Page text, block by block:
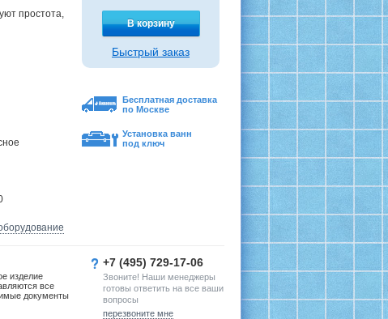
простота,
В корзину
Быстрый заказ
Бесплатная доставка
по Москве
Установка ванн
под ключ
изделие
все
документы
+7 (495) 729-17-06
Звоните! Наши менеджеры
готовы ответить на все ваши
вопросы
перезвоните мне